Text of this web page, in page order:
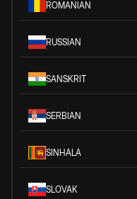
ROMANIAN
RUSSIAN
SANSKRIT
SERBIAN
SINHALA
SLOVAK